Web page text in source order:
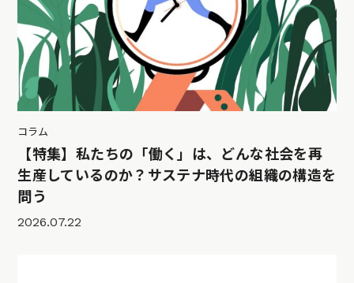
コラム
【特集】私たちの「働く」は、どんな社会を再
生産しているのか？サステナ時代の組織の構造を
問う
2026.07.22